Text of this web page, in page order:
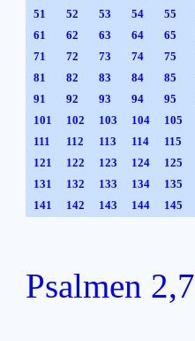
51
52 53 54 55
61
62 63 64 65
71
72 73 74 75
81
82 83 84 85
91
92 93 94 95
101
102 103 104 105
111
112 113 114 115
121
122 123 124 125
131
132 133 134 135
141
142 143 144 145
Psalmen 2,7